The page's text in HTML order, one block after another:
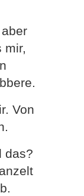
mir,
Von
das?